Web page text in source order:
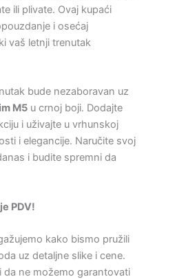
ili plivate. Ovaj kupaći
i osećaj
vaš letnji trenutak
bude nezaboravan uz
M5 u crnoj boji. Dodajte
i uživajte u vrhunskoj
i elegancije. Naručite svoj
i budite spremni da
PDV!
kako bismo pružili
uz detaljne slike i cene.
da ne možemo garantovati